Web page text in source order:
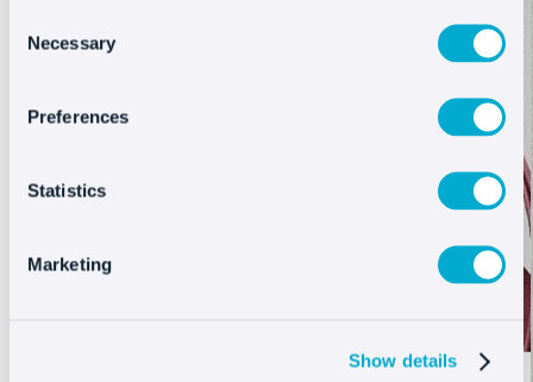
Selection
Necessary
Preferences
Statistics
Marketing
Show details